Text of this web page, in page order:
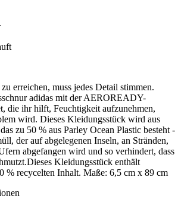
erreichen, muss jedes Detail stimmen.
adidas mit der AEROREADY-
die ihr hilft, Feuchtigkeit aufzunehmen,
wird. Dieses Kleidungsstück wird aus
zu 50 % aus Parley Ocean Plastic besteht -
der auf abgelegenen Inseln, an Stränden,
abgefangen wird und so verhindert, dass
Kleidungsstück enthält
% recycelten Inhalt. Maße: 6,5 cm x 89 cm